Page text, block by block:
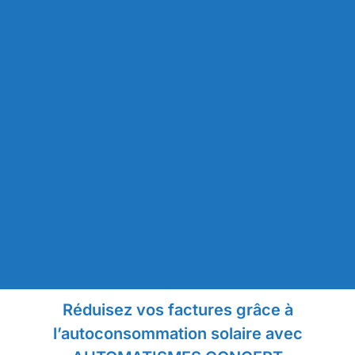
Réduisez vos factures grâce à
l’autoconsommation solaire avec